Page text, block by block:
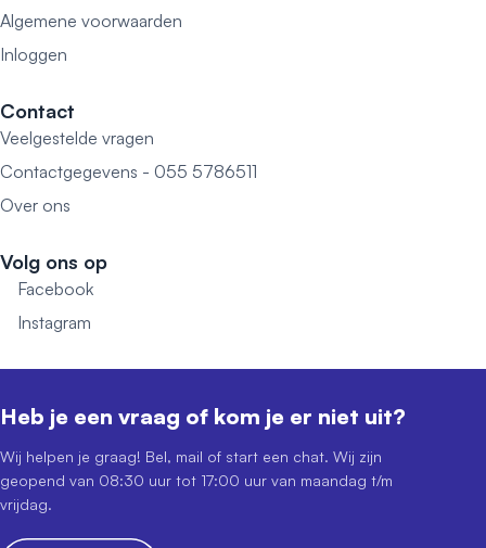
Algemene voorwaarden
Inloggen
Contact
Veelgestelde vragen
Contactgegevens - 055 5786511
Over ons
Volg ons op
Facebook
Instagram
Heb je een vraag of kom je er niet uit?
Wij helpen je graag! Bel, mail of start een chat. Wij zijn
geopend van 08:30 uur tot 17:00 uur van maandag t/m
vrijdag.